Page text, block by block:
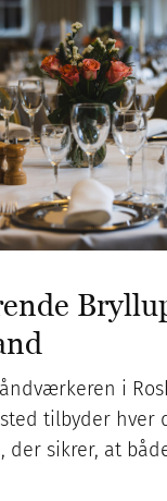
i
tilbyder hver
der sikrer, at